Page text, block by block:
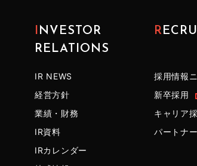
INVESTOR
RELATIONS
IR NEWS
経営方針
業績・財務
IR資料
IRカレンダー
採用情報
新卒採用
キャリア
パートナ